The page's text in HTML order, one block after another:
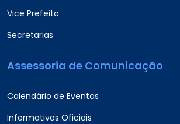
Vice Prefeito
Secretarias
Assessoria de Comunicação
Calendário de Eventos
Informativos Oficiais